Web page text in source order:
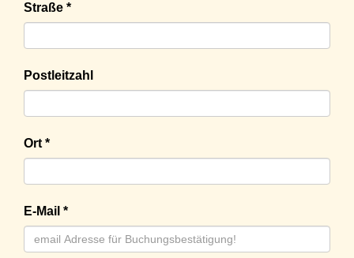
Straße *
Postleitzahl
Ort *
E-Mail *